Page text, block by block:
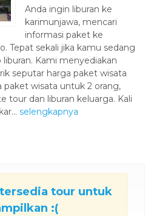
Anda ingin liburan ke
karimunjawa, mencari
informasi paket ke
Tepat sekali jika kamu sedang
Kami menyediakan
seputar harga paket wisata
paket wisata untuk 2 orang,
tour dan liburan keluarga. Kali
selengkapnya
tour untuk
:(